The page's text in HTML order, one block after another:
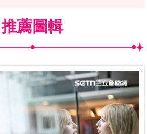
推薦圖輯